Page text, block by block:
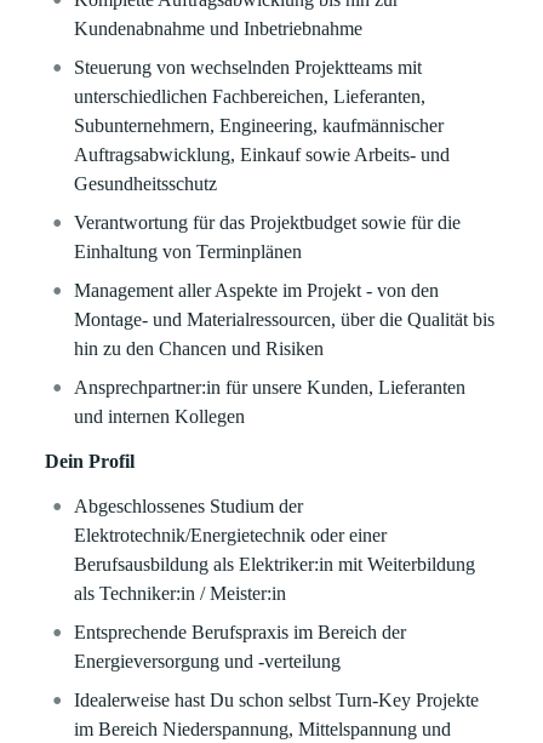
Kundenabnahme und Inbetriebnahme
Steuerung von wechselnden Projektteams mit
unterschiedlichen Fachbereichen, Lieferanten,
Subunternehmern, Engineering, kaufmännischer
Auftragsabwicklung, Einkauf sowie Arbeits- und
Gesundheitsschutz
Verantwortung für das Projektbudget sowie für die
Einhaltung von Terminplänen
Management aller Aspekte im Projekt - von den
Montage- und Materialressourcen, über die Qualität bis
hin zu den Chancen und Risiken
Ansprechpartner:in für unsere Kunden, Lieferanten
und internen Kollegen
Dein Profil
Abgeschlossenes Studium der
Elektrotechnik/Energietechnik oder einer
Berufsausbildung als Elektriker:in mit Weiterbildung
als Techniker:in / Meister:in
Entsprechende Berufspraxis im Bereich der
Energieversorgung und -verteilung
Idealerweise hast Du schon selbst Turn-Key Projekte
im Bereich Niederspannung, Mittelspannung und